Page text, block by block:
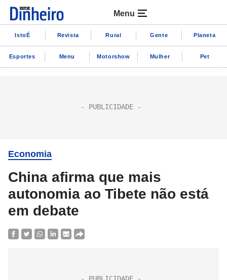
Menu
IstoÉ Revista Rural Gente Planeta
Esportes Menu Motorshow Mulher Pet
Economia
China afirma que mais
autonomia ao Tibete não está
em debate